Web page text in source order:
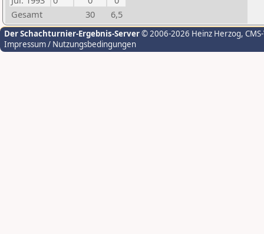
Gesamt
30 6,5
Der Schachturnier-Ergebnis-Server© 2006-2026 Heinz Herzog,
Impressum / Nutzungsbedingungen